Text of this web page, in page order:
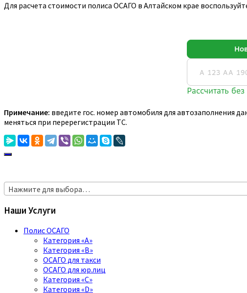
Для расчета стоимости полиса ОСАГО в Алтайском крае
Примечание: введите гос. номер автомобиля для автозаполнения
меняться при перерегистрации ТС.
Нажмите для выбора…
Наши Услуги
Полис ОСАГО
Категория «A»
Категория «B»
ОСАГО для такси
ОСАГО для юр.лиц
Категория «C»
Категория «D»